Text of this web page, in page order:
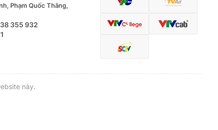
Phạm Quốc Thắng,
355 932
này.